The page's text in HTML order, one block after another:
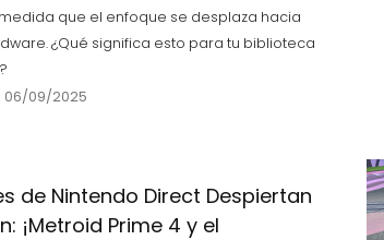
que el enfoque se desplaza hacia
¿Qué significa esto para tu biblioteca
09/2025
de Nintendo Direct Despiertan
¡Metroid Prime 4 y el